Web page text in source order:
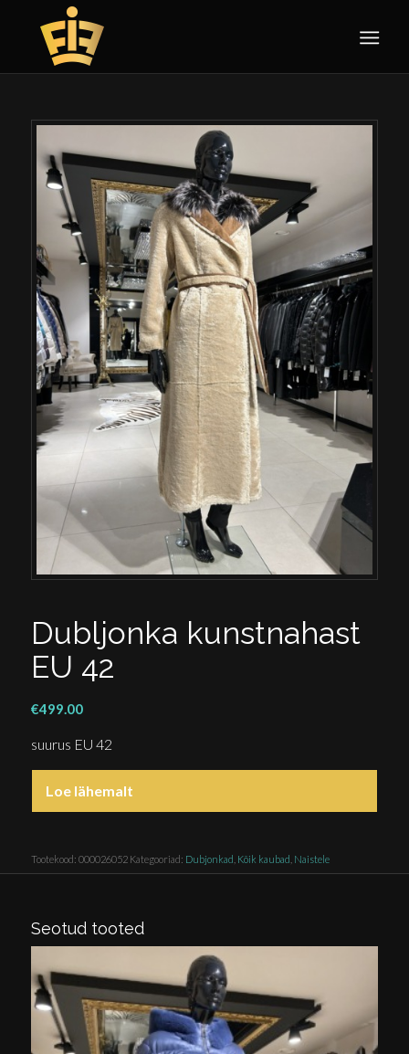
Dubljonka kunstnahast
EU 42
€499.00
suurus EU 42
Loe lähemalt
Tootekood: 000026052 Kategooriad: Dubjonkad Kõik kaubad Naistele
Seotud tooted